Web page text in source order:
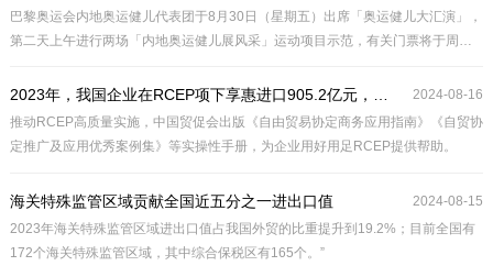
巴黎奥运会内地奥运健儿代表团于8月30日（星期五）出席「奥运健儿大汇演」，
第二天上午进行两场「内地奥运健儿展风采」运动项目示范，有关门票将于周四
日）宣布三场演出将实施特别售票安排。
2024-08-16
2023年，我国企业在RCEP项下享惠进口905.2亿元，税款减让达到23.6亿元。
推动RCEP高质量实施，中国贸促会出版《自由贸易协定商务应用指南》《自贸协
定推广及应用优秀案例集》等实操性手册，为企业用好用足RCEP提供帮助。
2024-08-15
海关特殊监管区域贡献全国近五分之一进出口值
2023年海关特殊监管区域进出口值占我国外贸的比重提升到19.2%；目前全国有
172个海关特殊监管区域，其中综合保税区有165个。”